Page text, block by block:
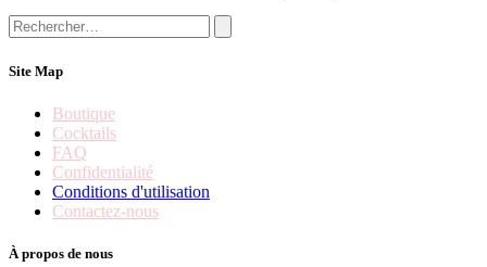
Site Map
Boutique
Cocktails
FAQ
Confidentialité
Conditions d'utilisation
Contactez-nous
À propos de nous